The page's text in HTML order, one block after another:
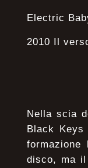
Electric
2010 Il
Nella scia
Black
disco, ma il